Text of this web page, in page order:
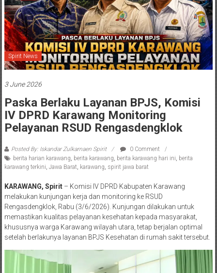
Spirit News
3 June 2026
Paska Berlaku Layanan BPJS, Komisi
IV DPRD Karawang Monitoring
Pelayanan RSUD Rengasdengklok
Posted By: Iskandar Zulkarnaen Spirit
0 Comment
berita harian karawang, berita karawang, berita karawang hari ini, berita
karawang terkini, Jawa Barat, karawang, spirit jawa barat
KARAWANG, Spirit – Komisi IV DPRD Kabupaten Karawang
melakukan kunjungan kerja dan monitoring ke RSUD
Rengasdengklok, Rabu (3/6/2026). Kunjungan dilakukan untuk
memastikan kualitas pelayanan kesehatan kepada masyarakat,
khususnya warga Karawang wilayah utara, tetap berjalan optimal
setelah berlakunya layanan BPJS Kesehatan di rumah sakit tersebut.